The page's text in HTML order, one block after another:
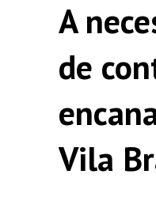
A
de
Vila